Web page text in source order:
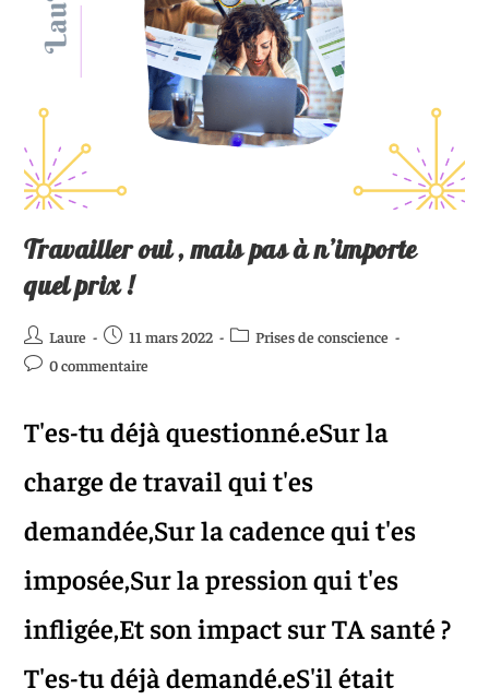
Travailler oui , mais pas à n’importe
quel prix !
Laure 11 mars 2022
Prises de conscience
0 commentaire
T'es-tu déjà questionné.eSur la
charge de travail qui t'es
demandée,Sur la cadence qui t'es
imposée,Sur la pression qui t'es
infligée,Et son impact sur TA santé ?
T'es-tu déjà demandé.eS'il était